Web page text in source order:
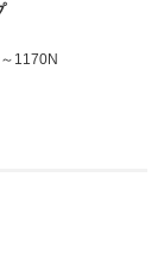
1170N